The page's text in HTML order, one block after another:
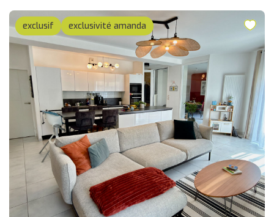
exclusif exclusivité amanda